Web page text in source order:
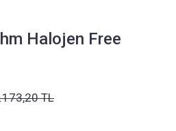
Halojen Free
TL